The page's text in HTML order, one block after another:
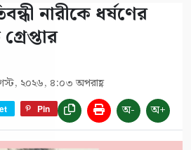
নারীকে ধর্ষণের
২০২৬, ৪:০৩ অপরাহ্ণ
Pin অ- অ+